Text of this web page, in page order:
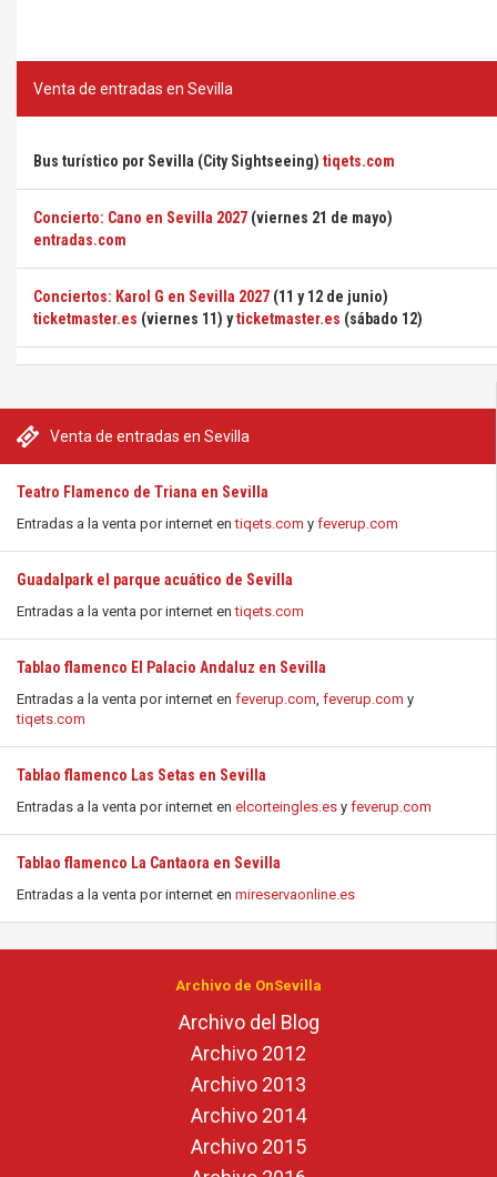
Venta de entradas en Sevilla
Teatro Flamenco de Triana en Sevilla
Entradas a la venta por internet entiqets.com y feverup.com
Guadalpark el parque acuático de Sevilla
Entradas a la venta por internet entiqets.com
Tablao flamenco El Palacio Andaluz en Sevilla
Entradas a la venta por internet en feverup.com, feverup.com y
tiqets.com
Tablao flamenco Las Setas en Sevilla
Entradas a la venta por internet en elcorteingles.es y feverup.com
Tablao flamenco La Cantaora en Sevilla
Entradas a la venta por internet en mireservaonline.es
Venta de entradas en Sevilla
Bus turístico por Sevilla (City Sightseeing) tiqets.com
Concierto: Cano en Sevilla 2027 (viernes 21 de mayo)
entradas.com
Conciertos: Karol G en Sevilla 2027 (11 y 12 de junio)
ticketmaster.es (viernes 11) yticketmaster.es (sábado 12)
Archivo de OnSevilla
Archivo del Blog
Archivo 2012
Archivo 2013
Archivo 2014
Archivo 2015